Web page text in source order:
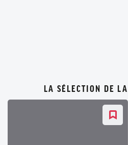
LA SÉLECTION DE